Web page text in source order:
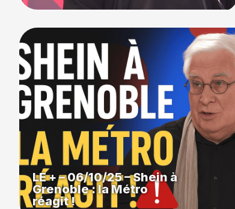
LE + – 06/10/25 – Shein à
Grenoble : la Métro
réagit !